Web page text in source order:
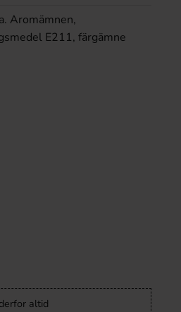
Aromämnen,
E211, färgämne
altid